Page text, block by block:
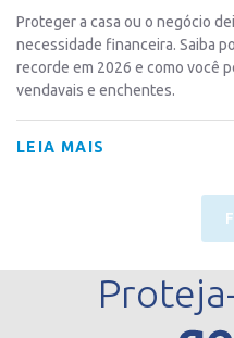
Proteger a casa ou o negócio
necessidade financeira. Saiba
recorde em 2026 e como você
vendavais e enchentes.
LEIA MAIS